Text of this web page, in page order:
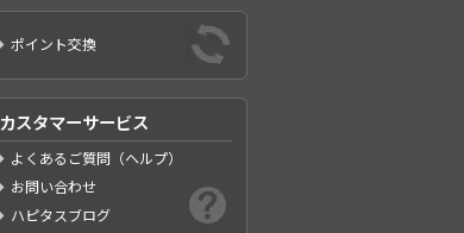
ポイント交換
カスタマーサービス
よくあるご質問（ヘルプ）
お問い合わせ
ハピタスブログ